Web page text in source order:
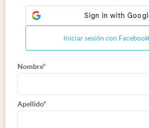
Iniciar sesión con Facebook
Nombre*
Apellido*